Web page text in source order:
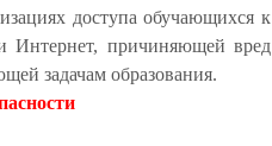
доступа обучающихся к
Интернет, причиняющей вред
задачам образования.